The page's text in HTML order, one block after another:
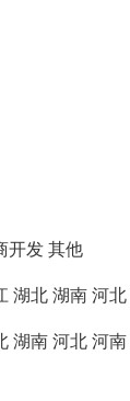
开发 其他
湖北 湖南 河北
湖南 河北 河南